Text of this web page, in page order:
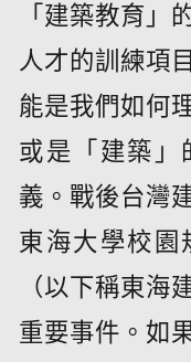
「建築教育」
人才的訓練項
能是我們如何
或是「建築」
義。戰後台灣
東海大學校園
（以下稱東海
重要事件。如